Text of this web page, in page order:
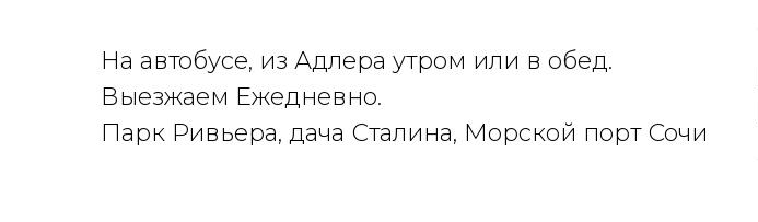
На автобусе, из Адлера утром или в обед.
Выезжаем Ежедневно.
Парк Ривьера, дача Сталина, Морской порт Сочи